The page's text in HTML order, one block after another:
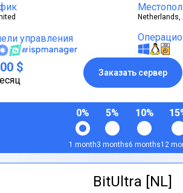
Netherlands,
управления
$ Заказать сервер
0%
1 month
5%
3 months
10%
6 months12
BitUltra [NL]